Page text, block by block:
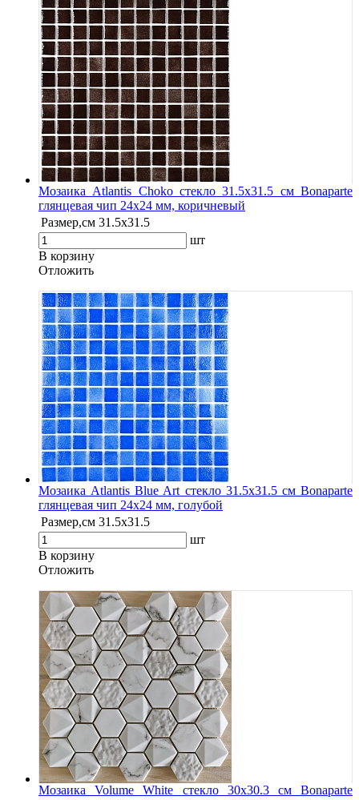
Мозаика Atlantis Choko стекло 31.5х31.5 см Bonaparte
глянцевая чип 24х24 мм, коричневый
Размер,см 31.5х31.5
шт
В корзину
Oтложить
Мозаика Atlantis Blue Art стекло 31.5х31.5 см Bonaparte
глянцевая чип 24х24 мм, голубой
Размер,см 31.5х31.5
шт
В корзину
Oтложить
Мозаика Volume White стекло 30х30.3 см Bonaparte